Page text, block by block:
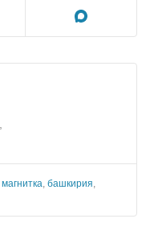
магнитка, башкирия,